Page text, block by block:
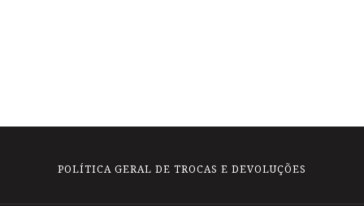
POLÍTICA GERAL DE TROCAS E DEVOLUÇÕES